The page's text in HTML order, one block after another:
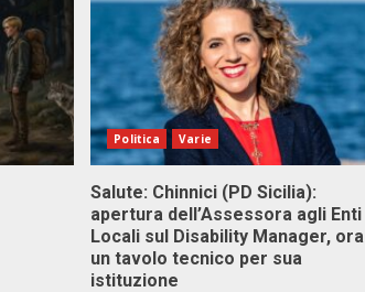
Politica Varie
Salute: Chinnici (PD Sicilia):
apertura dell’Assessora agli Enti
Locali sul Disability Manager, ora
un tavolo tecnico per sua
istituzione